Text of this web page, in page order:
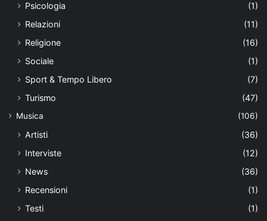
Psicologia
(1)
Relazioni
(11)
Religione
(16)
Sociale
(1)
Sport & Tempo Libero
(7)
Turismo
(47)
Musica (106)
Artisti
(36)
Interviste
(12)
News
(36)
Recensioni
(1)
Testi
(1)